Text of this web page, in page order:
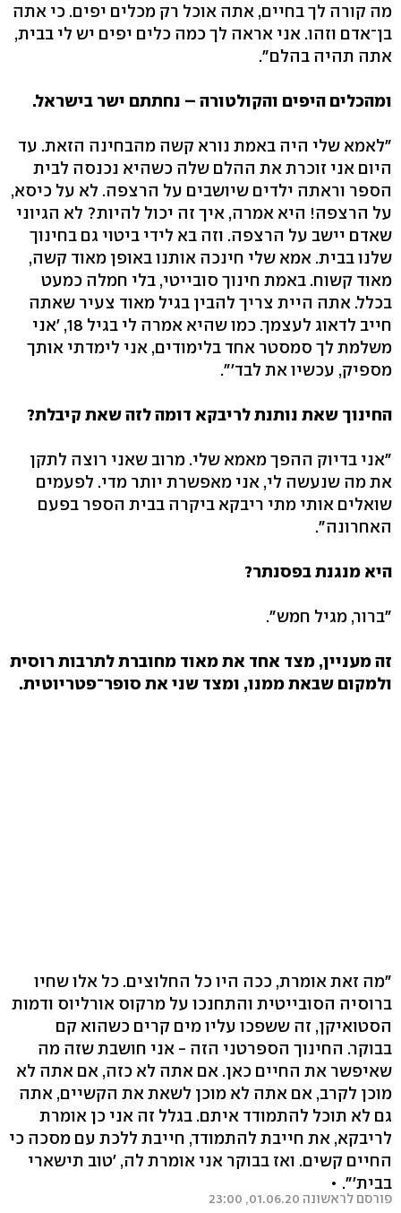
מה קורה לך בחיים, אתה אוכל רק מכלים יפים. כי אתה
בן־אדם וזהו. אני אראה לך כמה כלים יפים יש לי בבית,
אתה תהיה בהלם".
ומהכלים היפים והקולטורה – נחתתם ישר בישראל.
"לאמא שלי היה באמת נורא קשה מהבחינה הזאת. עד
היום אני זוכרת את ההלם שלה כשהיא נכנסה לבית
הספר וראתה ילדים שיושבים על הרצפה. לא על כיסא,
על הרצפה! היא אמרה, איך זה יכול להיות? לא הגיוני
שאדם יישב על הרצפה. וזה בא לידי ביטוי גם בחינוך
שלנו בבית. אמא שלי חינכה אותנו באופן מאוד קשה,
מאוד קשוח. באמת חינוך סובייטי, בלי חמלה כמעט
בכלל. אתה היית צריך להבין בגיל מאוד צעיר שאתה
חייב לדאוג לעצמך. כמו שהיא אמרה לי בגיל 18, 'אני
משלמת לך סמסטר אחד בלימודים, אני לימדתי אותך
מספיק, עכשיו את לבד'".
החינוך שאת נותנת לריבקא דומה לזה שאת קיבלת?
"אני בדיוק ההפך מאמא שלי. מרוב שאני רוצה לתקן
את מה שנעשה לי, אני מאפשרת יותר מדי. לפעמים
שואלים אותי מתי ריבקא ביקרה בבית הספר בפעם
האחרונה".
היא מנגנת בפסנתר?
"ברור, מגיל חמש".
זה מעניין, מצד אחד את מאוד מחוברת לתרבות רוסית
ולמקום שבאת ממנו, ומצד שני את סופר־פטריוטית.
"מה זאת אומרת, ככה היו כל החלוצים. כל אלו שחיו
ברוסיה הסובייטית והתחנכו על מרקוס אורליוס ודמות
הסטואיקן, זה ששפכו עליו מים קרים כשהוא קם
בבוקר. החינוך הספרטני הזה - אני חושבת שזה מה
שאיפשר את החיים כאן. אם אתה לא כזה, אם אתה לא
מוכן לקרב, אם אתה לא מוכן לשאת את הקשיים, אתה
גם לא תוכל להתמודד איתם. בגלל זה אני כן אומרת
לריבקא, את חייבת להתמודד, חייבת ללכת עם מסכה כי
החיים קשים. ואז בבוקר אני אומרת לה, 'טוב תישארי
בבית'". •
פורסם לראשונה 01.06.20, 23:00